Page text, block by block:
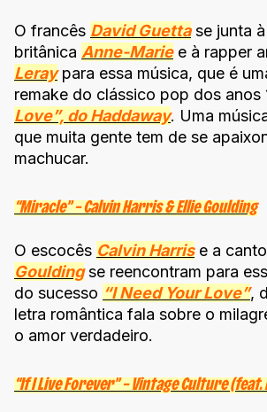
O francês David Guettase junta
britânica Anne-Mariee à rapper
Leraypara essa música, que é
remake do clássico pop dos anos
Love”, do Haddaway. Uma
que muita gente tem de se
machucar.
“Miracle” – Calvin Harris & Ellie Goulding
O escocês Calvin Harrise a
Gouldingse reencontram para
do sucesso “I Need Your Love”,
letra romântica fala sobre o
o amor verdadeiro.
“If I Live Forever” – Vintage Culture (feat.